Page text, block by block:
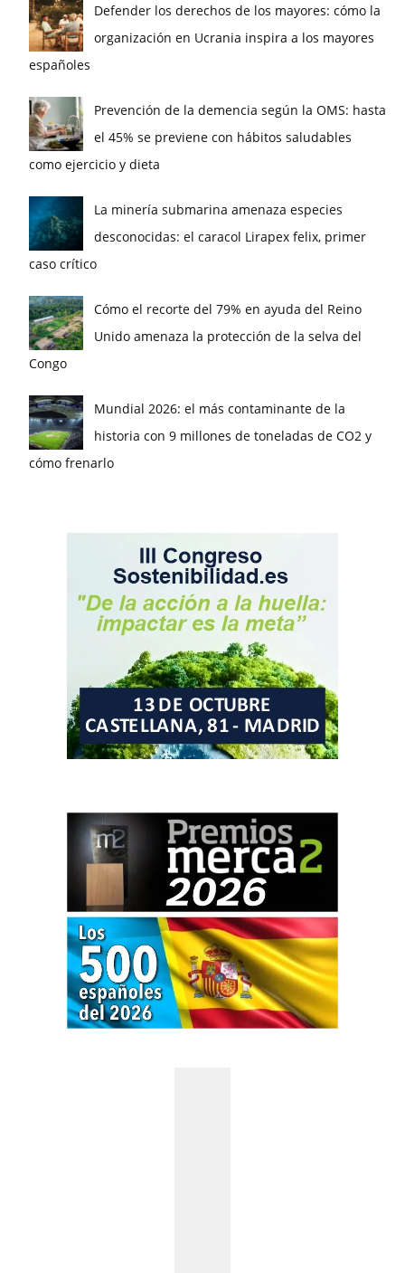
Defender los derechos de los mayores: cómo la
organización en Ucrania inspira a los mayores
españoles
Prevención de la demencia según la OMS: hasta
el 45% se previene con hábitos saludables
como ejercicio y dieta
La minería submarina amenaza especies
desconocidas: el caracol Lirapex felix, primer
caso crítico
Cómo el recorte del 79% en ayuda del Reino
Unido amenaza la protección de la selva del
Congo
Mundial 2026: el más contaminante de la
historia con 9 millones de toneladas de CO2 y
cómo frenarlo